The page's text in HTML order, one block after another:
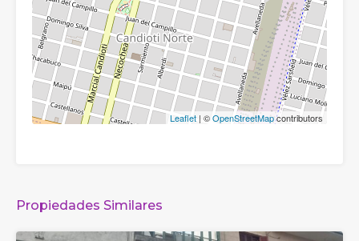
Leaflet | ©OpenStreetMapcontributors
Propiedades Similares